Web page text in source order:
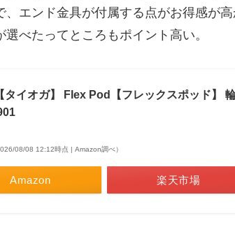
エンド金具が付属する点がお得感が
べたってところもポイント高い。
タイオガ】 Flex Pod【フレックスポッド】
08/08 12:12時点 | Amazon調べ）
Amazon 楽天市場